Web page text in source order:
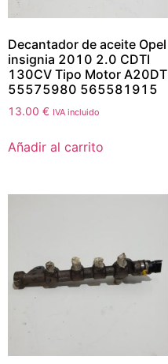
Decantador de aceite Opel
insignia 2010 2.0 CDTI
130CV Tipo Motor A20DT
55575980 565581915
13.00 € IVA incluido
Añadir al carrito